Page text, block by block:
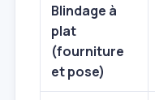
Blindage à
plat
(fourniture
et pose)